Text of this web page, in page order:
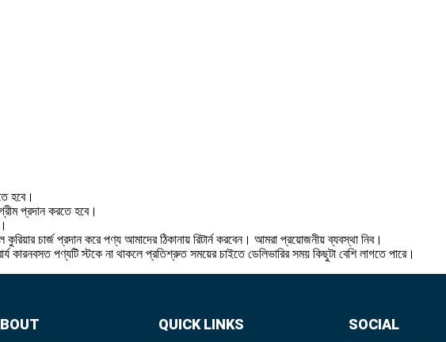
হবে।
প্রদান করতে হবে।
চার্জ প্রদান করে পণ্য আমাদের ঠিকানায় রিটার্ন করবেন। আমরা প্রয়োজনীয় ব্যবস্থা নিব।
কারনবসত পণ্যটি স্টকে না থাকলে প্রতিশ্রুত সময়ের চাইতে ডেলিভারির সময় কিছুটা বেশি লাগতে পারে।
QUICK LINKS SOCIAL